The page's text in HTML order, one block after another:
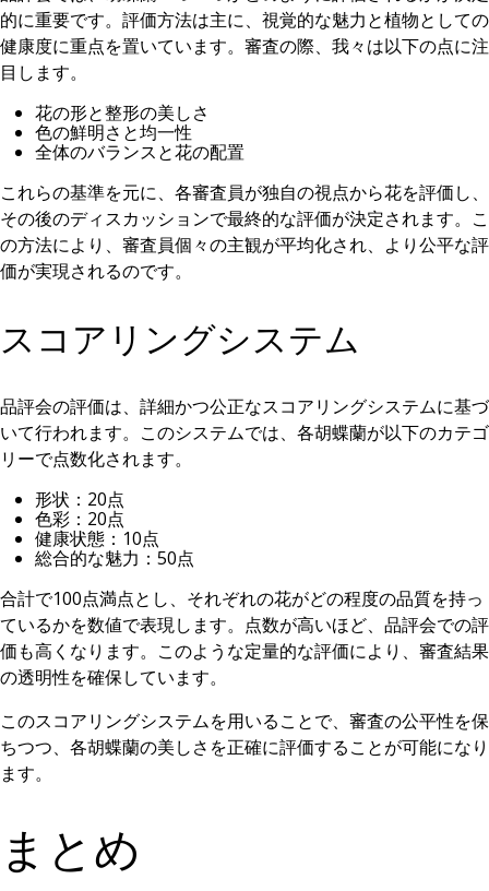
的に重要です。評価方法は主に、視覚的な魅力と植物としての
健康度に重点を置いています。審査の際、我々は以下の点に注
目します。
花の形と整形の美しさ
色の鮮明さと均一性
全体のバランスと花の配置
これらの基準を元に、各審査員が独自の視点から花を評価し、
その後のディスカッションで最終的な評価が決定されます。こ
の方法により、審査員個々の主観が平均化され、より公平な評
価が実現されるのです。
スコアリングシステム
品評会の評価は、詳細かつ公正なスコアリングシステムに基づ
いて行われます。このシステムでは、各胡蝶蘭が以下のカテゴ
リーで点数化されます。
形状：20点
色彩：20点
健康状態：10点
総合的な魅力：50点
合計で100点満点とし、それぞれの花がどの程度の品質を持っ
ているかを数値で表現します。点数が高いほど、品評会での評
価も高くなります。このような定量的な評価により、審査結果
の透明性を確保しています。
このスコアリングシステムを用いることで、審査の公平性を保
ちつつ、各胡蝶蘭の美しさを正確に評価することが可能になり
ます。
まとめ